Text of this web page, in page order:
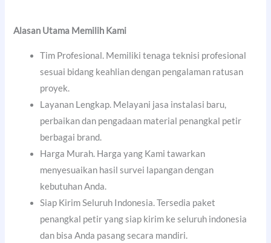
Alasan Utama Memilih Kami
Tim Profesional. Memiliki tenaga teknisi profesional
sesuai bidang keahlian dengan pengalaman ratusan
proyek.
Layanan Lengkap. Melayani jasa instalasi baru,
perbaikan dan pengadaan material penangkal petir
berbagai brand.
Harga Murah. Harga yang Kami tawarkan
menyesuaikan hasil survei lapangan dengan
kebutuhan Anda.
Siap Kirim Seluruh Indonesia. Tersedia paket
penangkal petir yang siap kirim ke seluruh indonesia
dan bisa Anda pasang secara mandiri.